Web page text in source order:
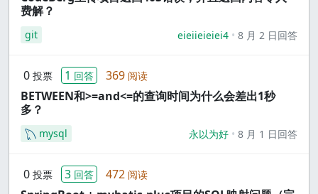
费解？
git eieiieieiei4 8 月 2 日回答
0 投票 1 回答 369 阅读
BETWEEN和>=and<=的查询时间为什么会差出1秒
多？
mysql 永以为好 8 月 1 日回答
0 投票 3 回答 472 阅读